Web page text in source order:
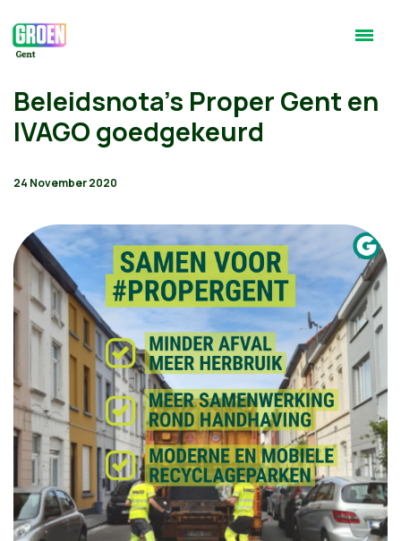
Beleidsnota's Proper Gent en
IVAGO goedgekeurd
24 November 2020